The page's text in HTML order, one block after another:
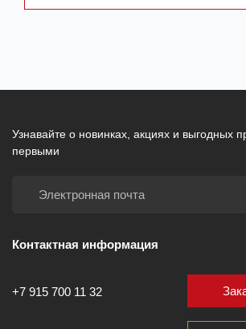
Узнавайте о новинках, акциях и выгодных
первыми
Контактная информация
+7 915 700 11 32